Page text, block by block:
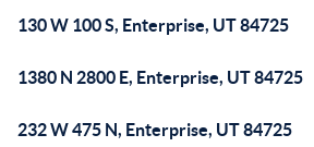
130 W 100 S, Enterprise, UT 84725
1380 N 2800 E, Enterprise, UT 84725
232 W 475 N, Enterprise, UT 84725